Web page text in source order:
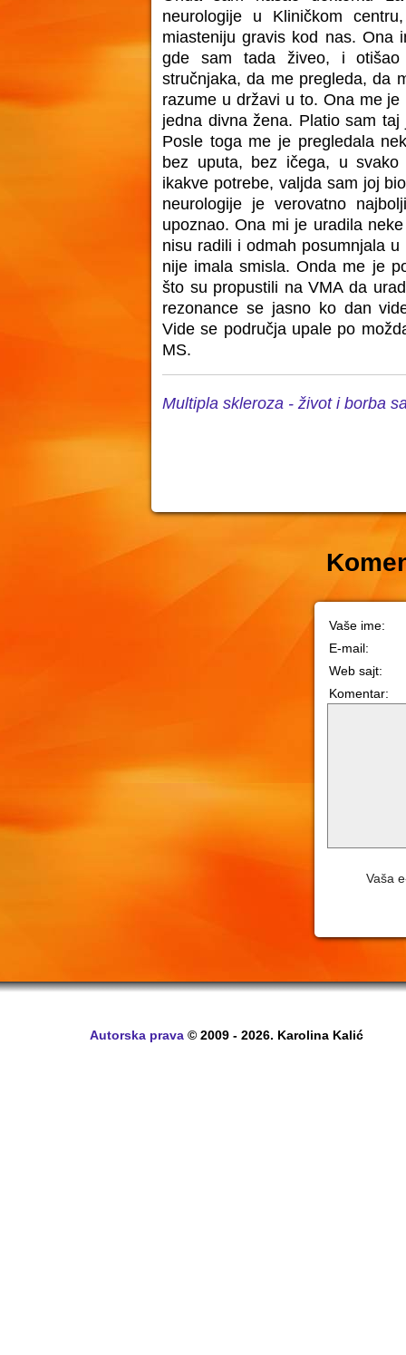
neurologije u Kliničkom
miasteniju gravis kod nas. Ona
gde sam tada živeo, i
stručnjaka, da me pregleda, da
razume u državi u to. Ona me
jedna divna žena. Platio sam
Posle toga me je pregledala
bez uputa, bez ičega, u
ikakve potrebe, valjda sam joj
neurologije je verovatno
upoznao. Ona mi je uradila
nisu radili i odmah posumnjala
nije imala smisla. Onda me je
što su propustili na VMA da
rezonance se jasno ko dan
Vide se područja upale po
MS.
Multipla skleroza - život i borba
Vaše ime:
E-mail:
Web sajt:
Komentar:
Vaša
Autorska prava © 2009 - 2026. Karolina Kalić